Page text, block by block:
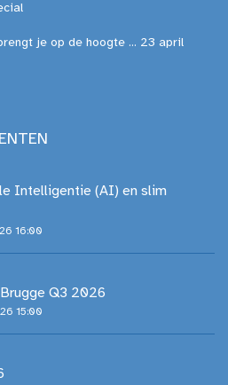
je op de hoogte ... 23 april
Intelligentie (AI) en slim
16:00
Q3 2026
15:00